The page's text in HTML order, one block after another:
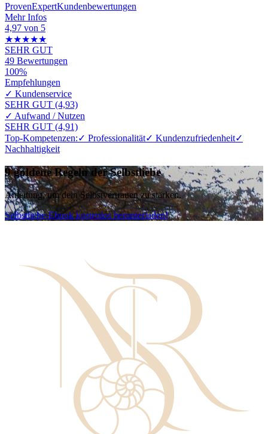
ProvenExpertKundenbewertungen
Mehr Infos
4,97 von 5
★★★★★
SEHR GUT
49 Bewertungen
100%
Empfehlungen
✓ Kundenservice
SEHR GUT (4,93)
✓ Aufwand / Nutzen
SEHR GUT (4,91)
Top-Kompetenzen:✓ Professionalität✓ Kundenzufriedenheit✓
Nachhaltigkeit
9 goldene Regeln der Selbstliebe
Anleitung, um dein Selbstvertrauen zu stärken.
Selbstliebe-Ebook kostenlos herunterladen!